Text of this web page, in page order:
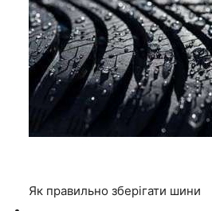
Як правильно зберігати шини